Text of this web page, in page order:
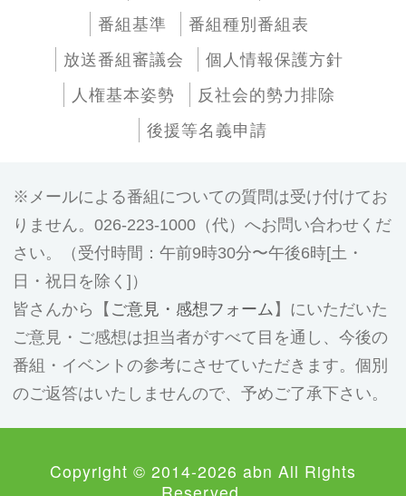
番組基準
番組種別番組表
放送番組審議会
個人情報保護方針
人権基本姿勢
反社会的勢力排除
後援等名義申請
メールによる番組についての質問は受け付けてお
りません。026-223-1000（代）へお問い合わせくだ
さい。（受付時間：午前9時30分〜午後6時[土・
日・祝日を除く]）
皆さんから【 ご意見・感想フォーム 】にいただいた
ご意見・ご感想は担当者がすべて目を通し、今後の
番組・イベントの参考にさせていただきます。個別
のご返答はいたしませんので、予めご了承下さい。
Copyright © 2014-2026 abn All Rights